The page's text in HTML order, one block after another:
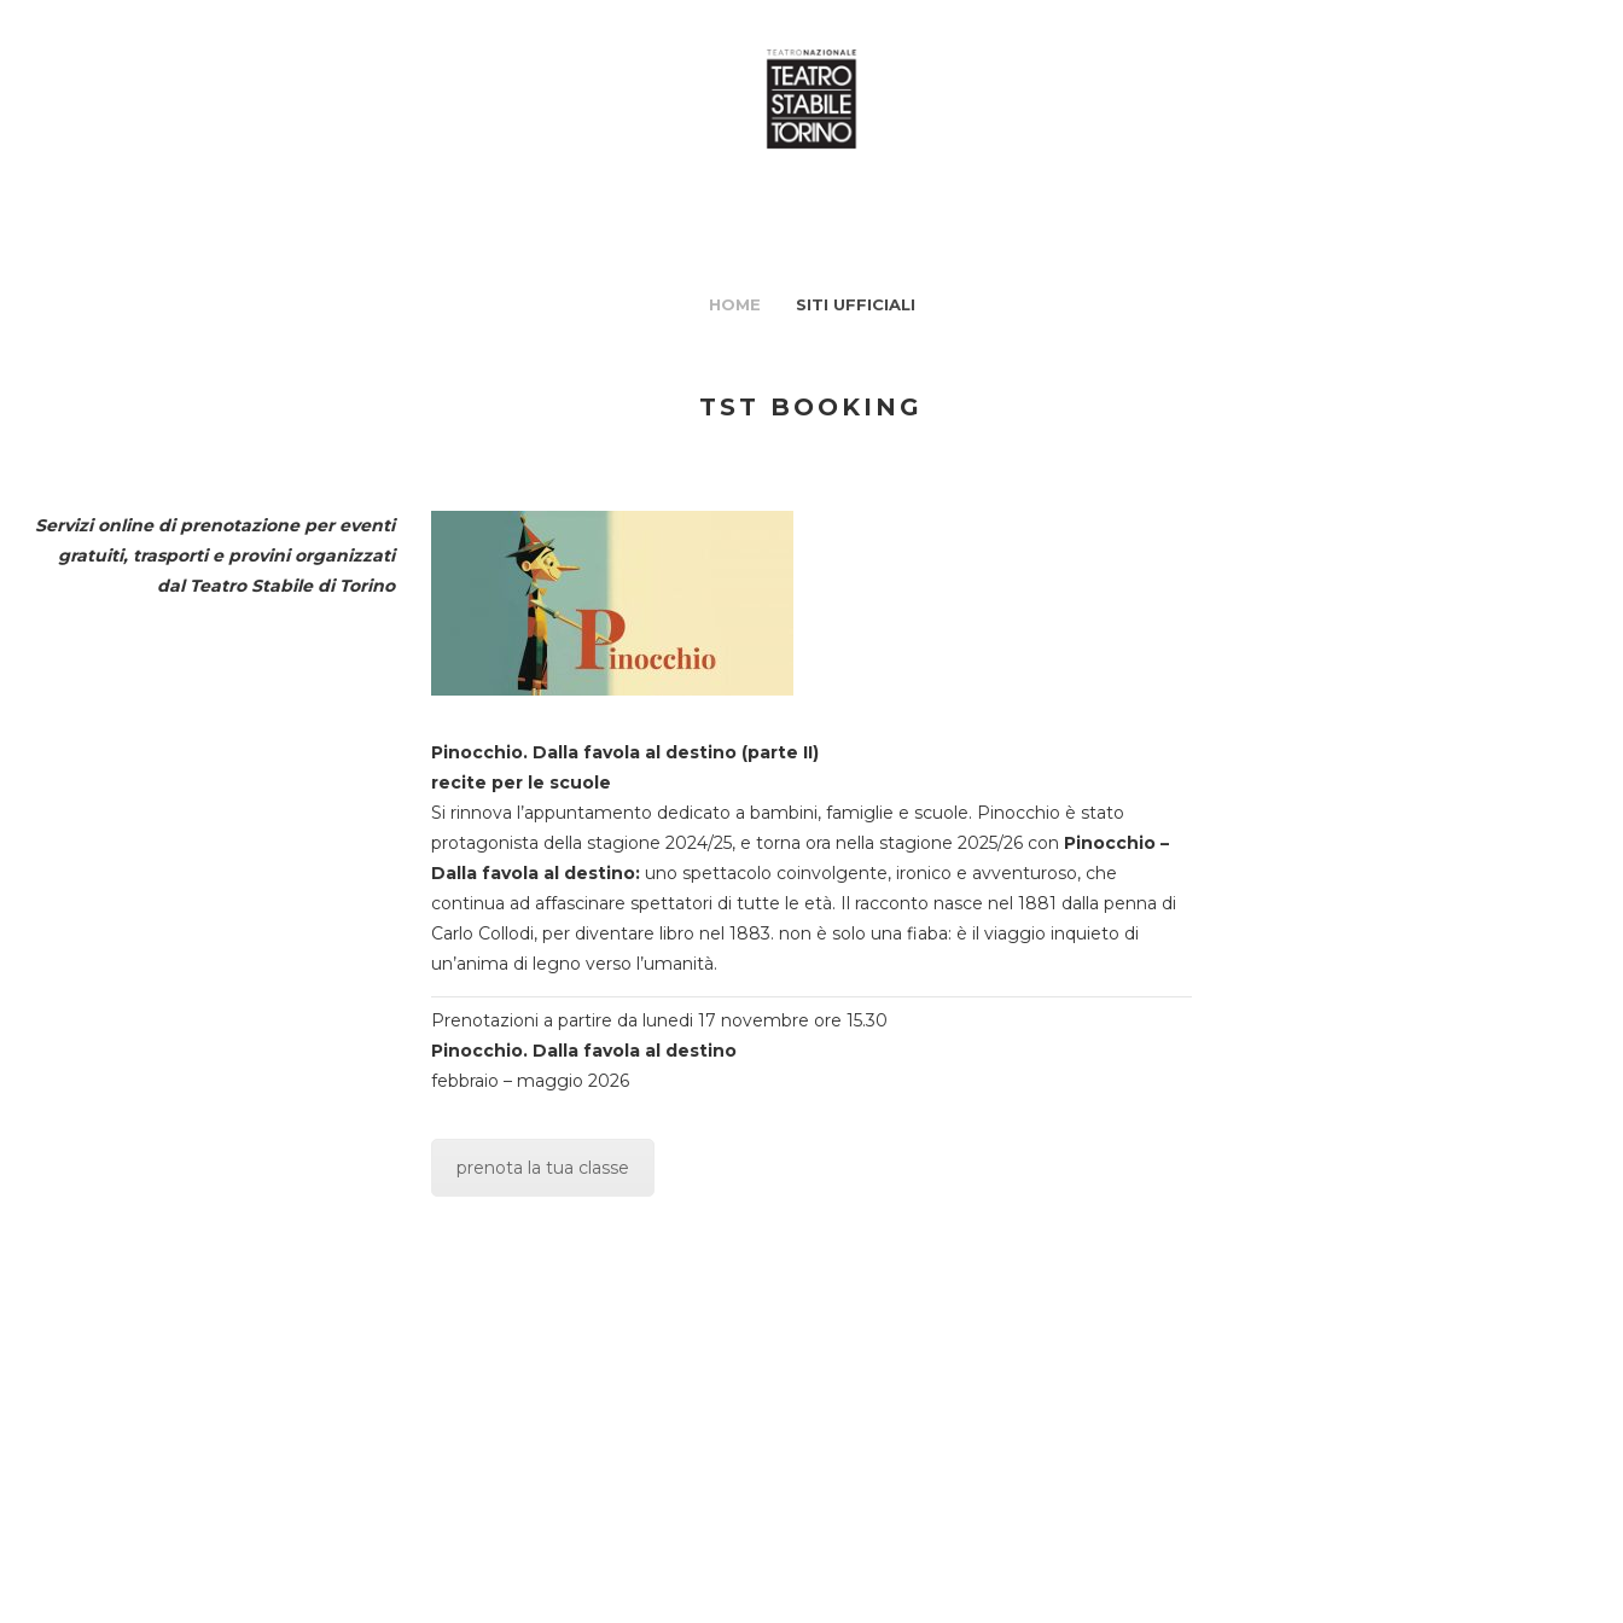
HOME SITI UFFICIALI
TST BOOKING
Servizi online di prenotazione per eventi
gratuiti, trasporti e provini organizzati
dal Teatro Stabile di Torino
Pinocchio. Dalla favola al destino (parte II)
recite per le scuole
Si rinnova l’appuntamento dedicato a bambini, famiglie e scuole. Pinocchio è stato
protagonista della stagione 2024/25, e torna ora nella stagione 2025/26 con Pinocchio –
Dalla favola al destino:uno spettacolo coinvolgente, ironico e avventuroso, che
continua ad affascinare spettatori di tutte le età. Il racconto nasce nel 1881 dalla penna di
Carlo Collodi, per diventare libro nel 1883. non è solo una fiaba: è il viaggio inquieto di
un’anima di legno verso l’umanità.
Prenotazioni a partire da lunedi 17 novembre ore 15.30
Pinocchio. Dalla favola al destino
febbraio – maggio 2026
prenota la tua classe